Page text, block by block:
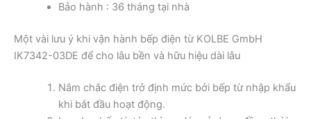
Bảo hành : 36 tháng tại nhà
Một vài lưu ý khi vận hành bếp điện từ KOLBE GmbH
IK7342-03DE để cho lâu bền và hữu hiệu dài lâu
Nắm chắc điện trở định mức bởi bếp từ nhập khẩu
khi bắt đầu hoạt động.